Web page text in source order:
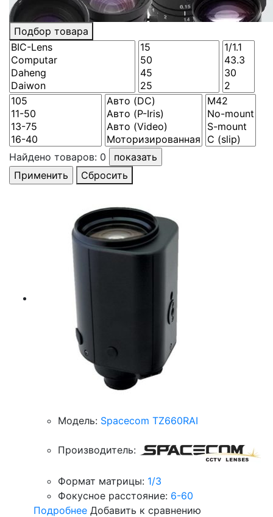
Подбор товара
Найдено товаров: 0
Сбросить
Модель: Spacecom TZ660RAI
Производитель:
Формат матрицы: 1/3
Фокусное расстояние: 6-60
Подробнее Добавить к сравнению